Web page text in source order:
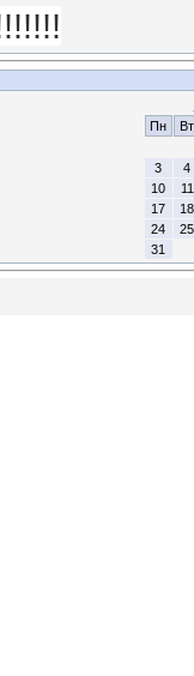
Пн
Вт
3
4
10
11
17
18
24
25
31